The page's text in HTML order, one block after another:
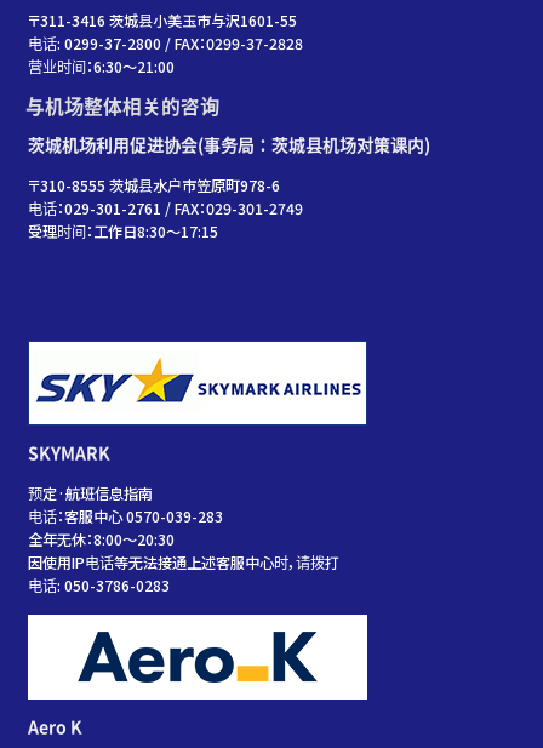
〒311-3416 茨城县小美玉市与沢1601-55
电话: 0299-37-2800 / FAX：0299-37-2828
营业时间：6:30〜21:00
与机场整体相关的咨询
茨城机场利用促进协会(事务局：茨城县机场对策课内)
〒310-8555 茨城县水户市笠原町978-6
电话：029-301-2761 / FAX：029-301-2749
受理时间：工作日8:30～17:15
SKYMARK
预定·航班信息指南
电话：客服中心 0570-039-283
全年无休：8:00～20:30
因使用IP电话等无法接通上述客服中心时，请拨打
电话: 050-3786-0283
Aero K